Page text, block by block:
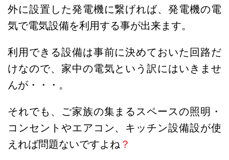
外に設置した発電機に繋げれば、発電機の電
気で電気設備を利用する事が出来ます。
利用できる設備は事前に決めておいた回路だ
けなので、家中の電気という訳にはいきませ
んが・・・。
それでも、ご家族の集まるスペースの照明・
コンセントやエアコン、キッチン設備設が使
えれば問題ないですよね ？